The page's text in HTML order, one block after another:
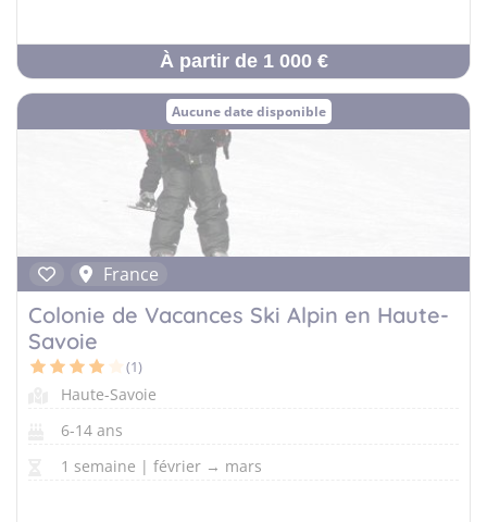
À partir de 1 000 €
Aucune date disponible
France
Colonie de Vacances Ski Alpin en Haute-
Savoie
(1)
Haute-Savoie
6-14 ans
1 semaine | février → mars